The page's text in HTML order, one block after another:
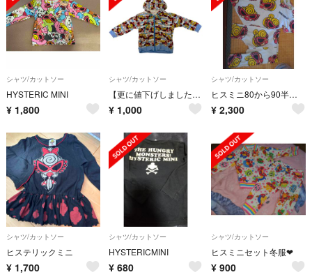
シャツ/カットソー
HYSTERIC MINI
¥ 1,800
シャツ/カットソー
【更に値下げしました！】ヒステリックミニ ベビー パーカー 80サイズ ヒスミニ
¥ 1,000
シャツ/カットソー
ヒスミニ80から90半袖セトア❤❤今週まで出品
¥ 2,300
シャツ/カットソー
ヒステリックミニ
¥ 1,700
シャツ/カットソー
HYSTERICMINI
¥ 680
シャツ/カットソー
ヒスミニセット冬服❤
¥ 900